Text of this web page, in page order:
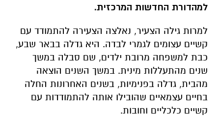
למהדורת החדשות המרכזית.
למרות גילה הצעיר, נאלצה הצעירה להתמודד עם
קשיים עצומים לגמרי לבדה. היא גדלה בבאר שבע,
כבת למשפחה מרובת ילדים, שם סבלה במשך
שנים מהתעללות מינית. במשך השנים הוצאה
מהבית, גדלה בפנימיות, בשנים האחרונות החלה
בחיים עצמאיים שהובילו אותה להתמודדות עם
קשיים כלכליים וחובות.